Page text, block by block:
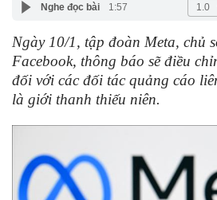
Nghe đọc bài 1:57
Ngày 10/1, tập đoàn Meta, chủ
Facebook, thông báo sẽ điều
đối với các đối tác quảng cáo
là giới thanh thiếu niên.